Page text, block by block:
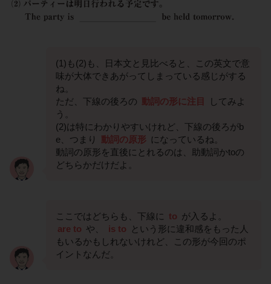
(1)も(2)も、日本文と見比べると、この英文で意
味が大体できあがってしまっている感じがする
ね。
ただ、下線の後ろの
動詞の形に注目
してみよ
う。
(2)は特にわかりやすいけれど、下線の後ろがb
e、つまり
動詞の原形 になっているね。
動詞の原形を直後にとれるのは、助動詞かtoの
どちらかだけだよ。
ここではどちらも、下線に to が入るよ。
are to や、 is to
という形に違和感をもった人
もいるかもしれないけれど、この形が今回のポ
イントなんだ。